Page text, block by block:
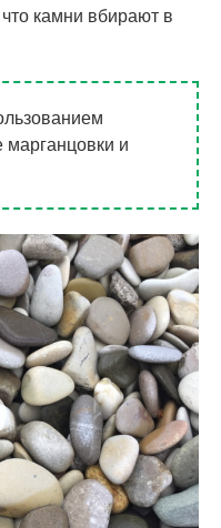
камни вбирают в
марганцовки и